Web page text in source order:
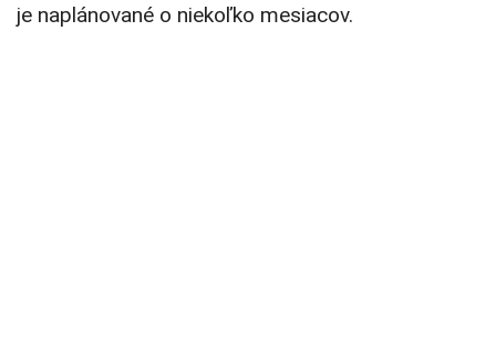
je naplánované o niekoľko mesiacov.